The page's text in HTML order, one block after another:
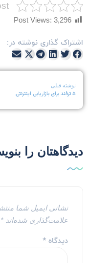
Post Views: 3,296
گذاری نوشته در:
نوشته قبلی
را
نشانی ایمیل شما
علامت‌گذاری شده‌اند*
دیدگاه*